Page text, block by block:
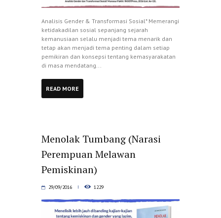
Analisis Gender & Transformasi Sosial* Memerangi
ketidakadilan sosial sepanjang sejarah
kemanusiaan selalu menjadi tema menarik dan
tetap akan menjadi tema penting dalam setiap
pemikiran dan konsepsi tentang kemasyarakatan
di masa mendatang...
READ MORE
Menolak Tumbang (Narasi
Perempuan Melawan
Pemiskinan)
29/09/2016 1229